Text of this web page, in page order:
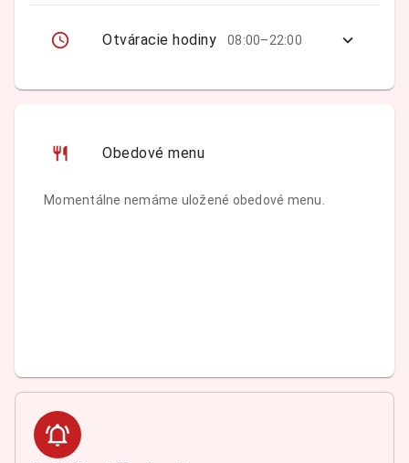
Otváracie hodiny 08:00–22:00
Obedové menu
Momentálne nemáme uložené obedové menu.